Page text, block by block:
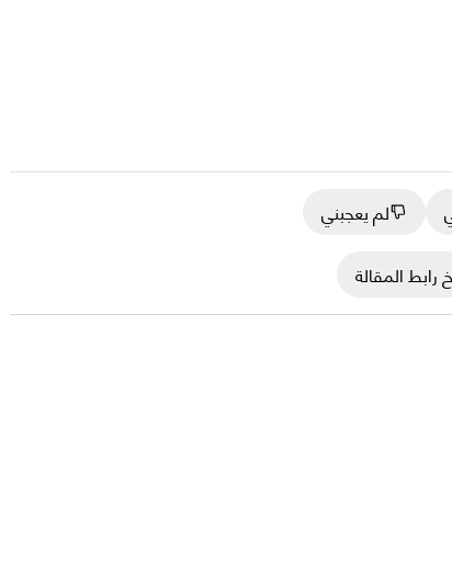
لم يعجبني
رابط المقالة